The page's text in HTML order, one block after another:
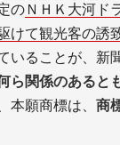
の ＮＨＫ大河ド
て観光客の誘
いることが、新
ら関係のある
本願商標は、 商